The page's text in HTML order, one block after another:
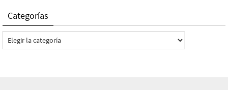
Categorías
Categorías